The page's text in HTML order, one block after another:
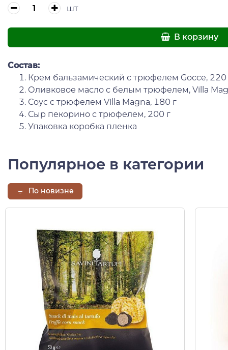
шт
В корзину
Состав:
Крем бальзамический с трюфелем Gocce, 220
Оливковое масло с белым трюфелем, Villa
Соус с трюфелем Villa Magna, 180 г
Сыр пекорино с трюфелем, 200 г
Упаковка коробка пленка
Популярное в категории
По новизне